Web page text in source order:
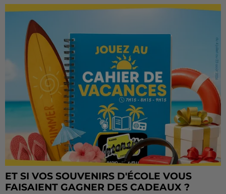
ET SI VOS SOUVENIRS D'ÉCOLE VOUS
FAISAIENT GAGNER DES CADEAUX ?